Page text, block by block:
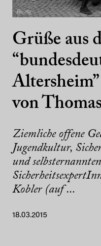
Grüße aus
von
Ziemliche offene
Jugendkultur,
und selbsternannten
Kobler (auf ...
18.03.2015